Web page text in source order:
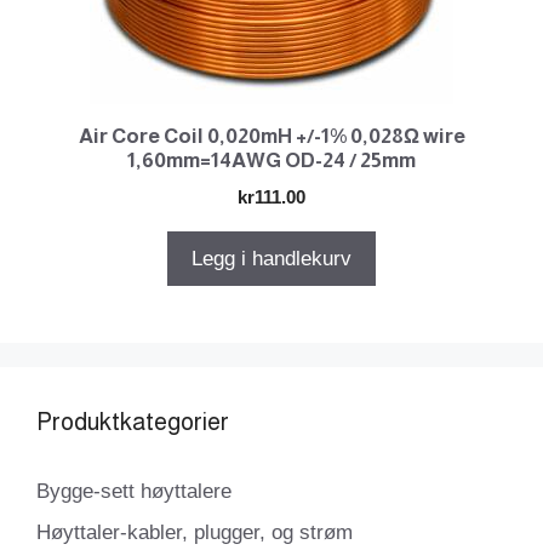
Air Core Coil 0,020mH +/-1% 0,028Ω wire
1,60mm=14AWG OD-24 / 25mm
kr111.00
Legg i handlekurv
Produktkategorier
Bygge-sett høyttalere
Høyttaler-kabler, plugger, og strøm